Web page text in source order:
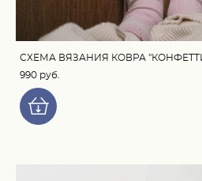
СХЕМА ВЯЗАНИЯ КОВРА "КОНФЕТТИ
990 pуб.